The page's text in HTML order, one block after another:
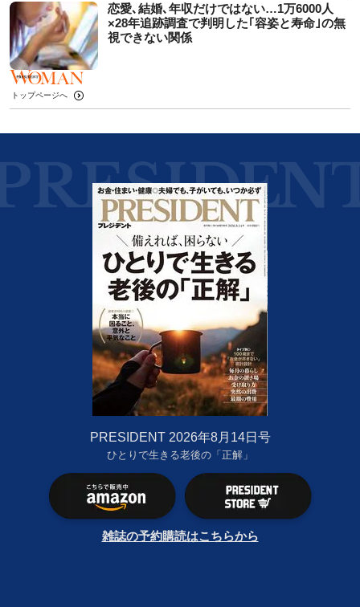
恋愛､結婚､年収だけではない…1万6000人
×28年追跡調査で判明した｢容姿と寿命｣の無
視できない関係
トップページへ
PRESIDENT 2026年8月14日号
ひとりで生きる老後の「正解」
雑誌の予約購読はこちらから